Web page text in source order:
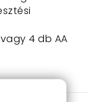
4 db AA